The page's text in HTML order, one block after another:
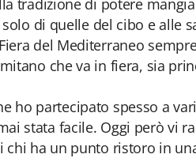
tradizione di potere
di quelle del cibo e alle
del Mediterraneo
che va in fiera, sia
ho partecipato spesso a
stata facile. Oggi però vi
chi ha un punto ristoro in